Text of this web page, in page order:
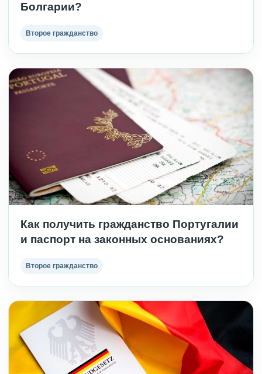
Болгарии?
Второе гражданство
Как получить гражданство Португалии
и паспорт на законных основаниях?
Второе гражданство